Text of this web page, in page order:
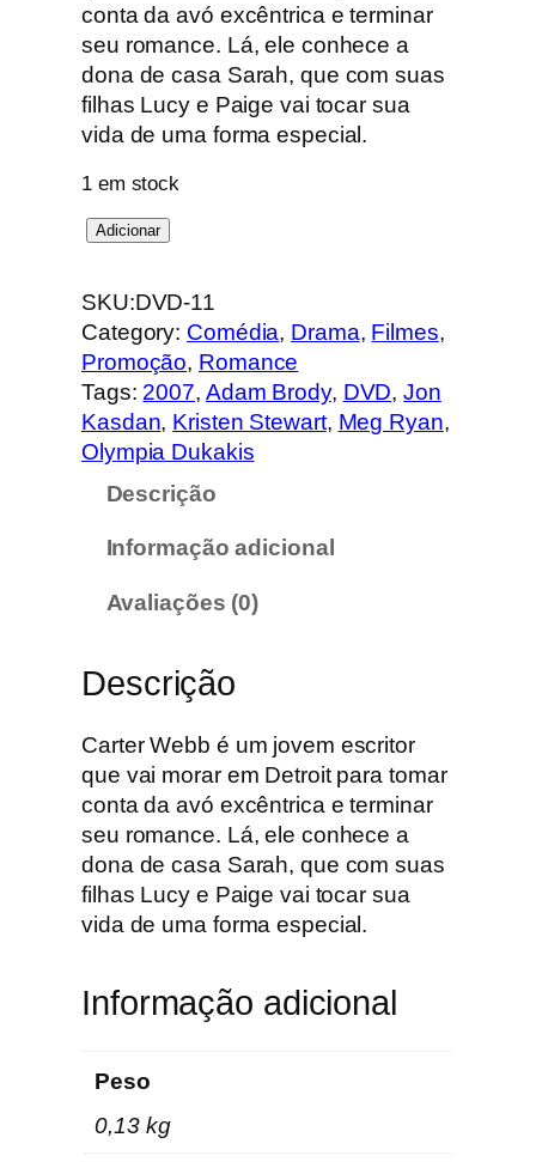
conta da avó excêntrica e terminar
seu romance. Lá, ele conhece a
dona de casa Sarah, que com suas
filhas Lucy e Paige vai tocar sua
vida de uma forma especial.
1 em stock
Q
a
n
t
i
d
a
u
d
o
d
a
s
M
u
e
I
Adicionar
SKU:DVD-11
Category: Comédia, Drama, Filmes
Promoção, Romance
Tags: 2007, Adam Brody, DVD, Jon
Kasdan, Kristen Stewart, Meg Ryan
Olympia Dukakis
Descrição
Informação adicional
Avaliações (0)
Descrição
Carter Webb é um jovem escritor
que vai morar em Detroit para tomar
conta da avó excêntrica e terminar
seu romance. Lá, ele conhece a
dona de casa Sarah, que com suas
filhas Lucy e Paige vai tocar sua
vida de uma forma especial.
Informação adicional
Peso
0,13 kg